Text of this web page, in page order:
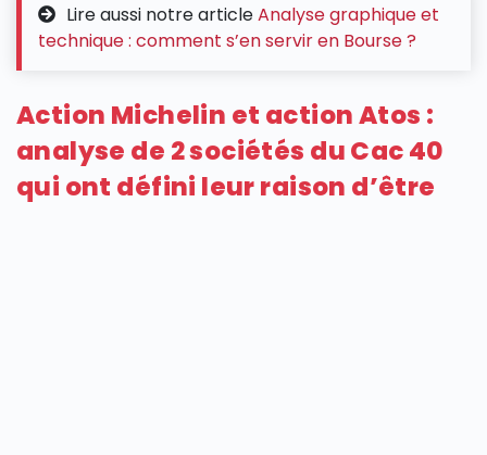
Lire aussi notre articleAnalyse graphique et
technique : comment s’en servir en Bourse ?
Action Michelin et action Atos :
analyse de 2 sociétés du Cac 40
qui ont défini leur raison d’être